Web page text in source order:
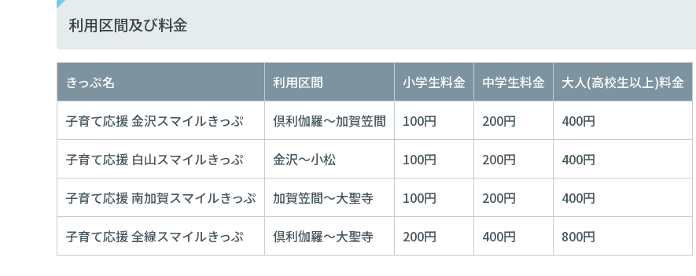
利用区間及び料金
きっぷ名 利用区間 小学生料金 中学生料金 大人(高校生以上)料金
子育て応援 金沢スマイルきっぷ 倶利伽羅～加賀笠間 100円 200円 400円
子育て応援 白山スマイルきっぷ​ 金沢～小松 100円 200円 400円
子育て応援 南加賀スマイルきっぷ 加賀笠間～大聖寺 100円 200円 400円
子育て応援 全線スマイルきっぷ​ 倶利伽羅～大聖寺 200円 400円 800円